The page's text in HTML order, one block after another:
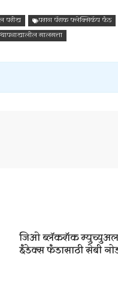
परीख पराग पॅराक फ्लेक्सिकॅप फंड
मालमत्ता
जिओ ब्लॅकरॉक
इंडेक्स फंडासाठी सेबी नोड